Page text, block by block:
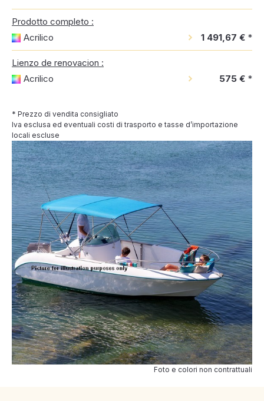
Prodotto completo :
Acrilico
1 491,67 € *
Lienzo de renovacion :
Acrilico
575 € *
* Prezzo di vendita consigliato
Iva esclusa ed eventuali costi di trasporto e tasse d’importazione
locali escluse
Foto e colori non contrattuali